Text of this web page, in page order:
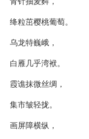
绛粒茁樱桃葡萄。
乌龙特巍峨，
白雁几乎湾袱。
霞谯抹微丝绸，
集市皱轻拢。
画屏障横纵，